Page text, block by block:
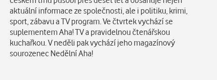
aktuální informace ze společnosti, ale i politiku, krimi,
sport, zábavu a TV program. Ve čtvrtek vychází se
suplementem Aha! TV a pravidelnou čtenářskou
kuchařkou. V neděli pak vychází jeho magazínový
sourozenec Nedělní Aha!